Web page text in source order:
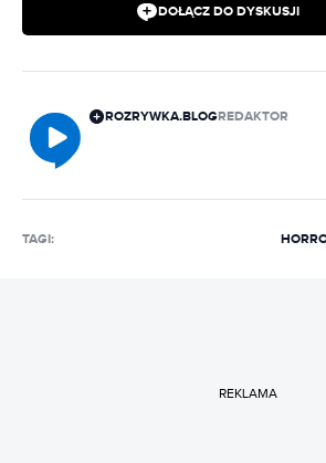
DOŁĄCZ DO DYSKUSJI
ROZRYWKA.BLOGREDAKTOR
TAGI:
REKLAMA